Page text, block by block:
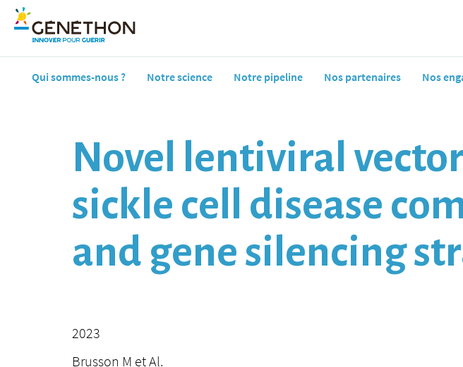
Qui sommes-nous ? Notre science Notre pipeline Nos partenaires Nos
Novel lentiviral
sickle cell disease
and gene silencing
2023
Brusson M et Al.